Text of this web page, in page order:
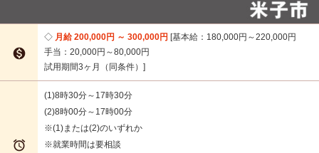

月給 200,000円 ～ 300,000円 基本給：180,000円～220,000円
手当：20,000円～80,000円
試用期間3ヶ月（同条件）

(1)8時30分～17時30分
(2)8時00分～17時00分
※(1)または(2)のいずれか
※就業時間は要相談